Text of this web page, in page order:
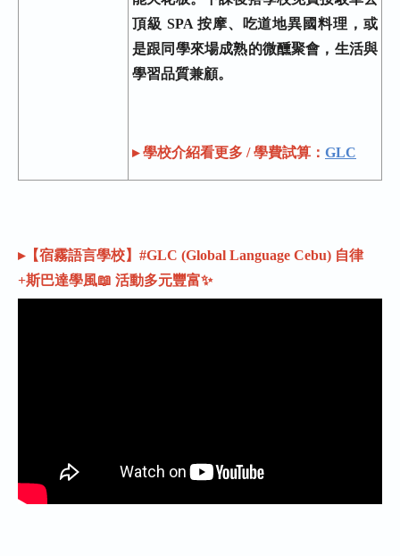
頂級 SPA 按摩、吃道地異國料理，或
是跟同學來場成熟的微醺聚會，生活與
學習品質兼顧。
▸ 學校介紹看更多 / 學費試算： GLC
▸【宿霧語言學校】#GLC (Global Language Cebu) 自律
+斯巴達學風📖 活動多元豐富✨